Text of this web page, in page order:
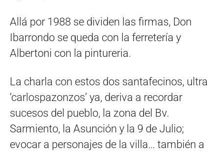
Allá por 1988 se dividen las firmas, Don
Ibarrondo se queda con la ferretería y
Albertoni con la pintureria.
La charla con estos dos santafecinos, ultra
‘carlospazonzos’ ya, deriva a recordar
sucesos del pueblo, la zona del Bv.
Sarmiento, la Asunción y la 9 de Julio;
evocar a personajes de la villa… también a